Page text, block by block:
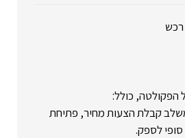
רכש
הפקולטה, כולל:
קבלת הצעות מחיר, פתיחת
לספק.